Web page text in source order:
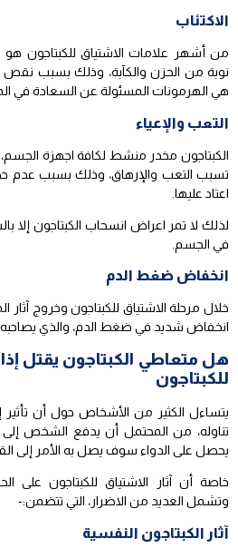
الاكتئاب
من أشهر علامات الاشتياق للكبتاجون هو
نوبة من الحزن والكآبة، وذلك بسبب نقص
هي الهرمونات المسئولة عن السعادة في
التعب والإعياء
الكبتاجون مخدر منشط لكافة اجهزة الجسم،
تسبب التعب والإرهاق، وذلك بسبب عدم
اعتاد عليها.
لذلك لا تمر اعراض انسحاب الكبتاجون إلا
في الجسم.
انخفاض ضغط الدم
خلال مرحلة الاشتياق للكبتاجون وخروج
انخفاض شديد في ضغط الدم، والذي يصاحبه
هل متعاطي الكبتاجون يقتل
للكبتاجون
يتساءل الكثير من الأشخاص حول أن تأثير
تناوله، من المحتمل أن يدفع الشخص إلى
يحصل على الدواء سوف يصل به الأمر إلى
خاصة أن آثار الاشتياق للكبتاجون على
وتشمل العديد من الاضرار، التي تتضمن:-
آثار الكبتاجون النفسية